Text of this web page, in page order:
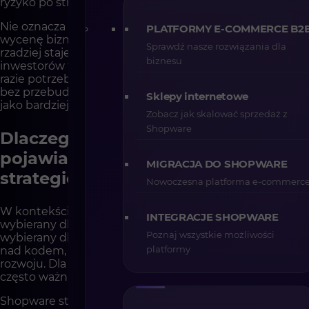
PLATFORMY E-COMMERCE
Sprawdź nasze rozwiązania dla
biznesu
Sklepy internetowe
Zobacz jak skalować sprzedaż z
Shopware
MIGRACJA DO SHOPWARE
Nowoczesna platforma e-
INTEGRACJE SHOPWARE
Poznaj wszystkie możliwości
platformy
Nie oznacza to, że Shopware automatycznie podnosi
wycenę biznesu. Oznacza natomiast, że technologia
rzadziej staje się czynnikiem obniżającym mnożniki. Dla
inwestorów to ogromna różnica. Sklep, który może w
razie potrzeby zmienić kierunek rozwoju technologii
bez przebudowy całego ekosystemu, jest postrzegany
jako bardziej elastyczny i mniej ryzykowny.
Dlaczego Shopware coraz częściej
pojawia się w rozmowach
strategicznych
W kontekście przejęcia PrestaShop Shopware nie jest
wybierany dlatego, że „ma więcej funkcji”. Jest
wybierany dlatego, że daje poczucie kontroli. Kontroli
nad kodem, architekturą, kosztami i kierunkiem
rozwoju. Dla firm, które myślą długoterminowo, to
często ważniejsze niż krótkoterminowa wygoda.
Shopware staje się platformą, którą rozważa się wtedy,